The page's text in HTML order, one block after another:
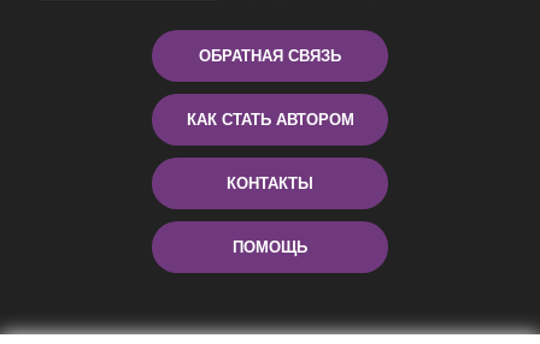
ОБРАТНАЯ СВЯЗЬ
КАК СТАТЬ АВТОРОМ
КОНТАКТЫ
ПОМОЩЬ